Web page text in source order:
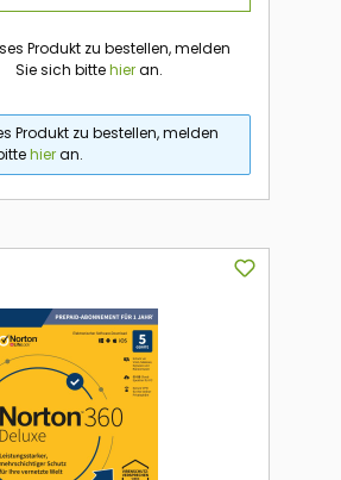
Produkt zu bestellen, melden
Sie sich bittehieran.
Produkt zu bestellen, melden
hieran.